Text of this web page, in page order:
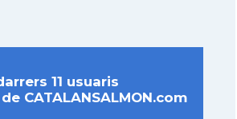
11 usuaris
CATALANSALMON.com